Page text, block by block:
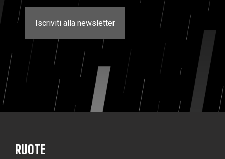
Iscriviti alla newsletter
RUOTE